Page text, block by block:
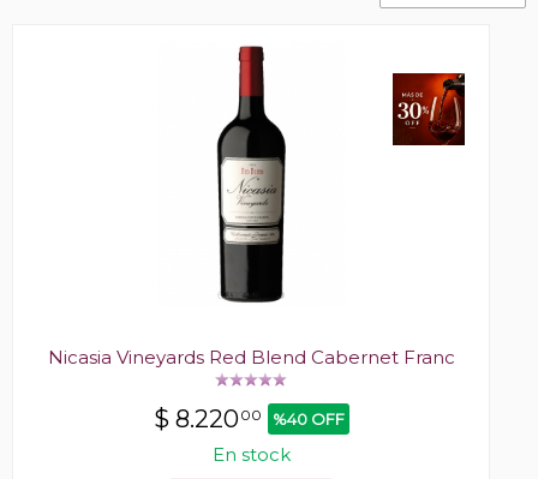
Nicasia Vineyards Red Blend Cabernet Franc
$ 8.22000 %40 OFF
En stock